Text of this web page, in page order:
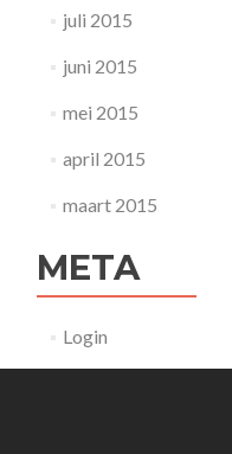
juli 2015
juni 2015
mei 2015
april 2015
maart 2015
META
Login